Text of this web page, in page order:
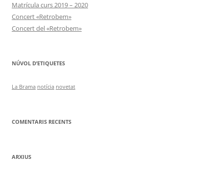
Matrícula curs 2019 – 2020
Concert «Retrobem»
Concert del «Retrobem»
NÚVOL D’ETIQUETES
La Brama notícia novetat
COMENTARIS RECENTS
ARXIUS